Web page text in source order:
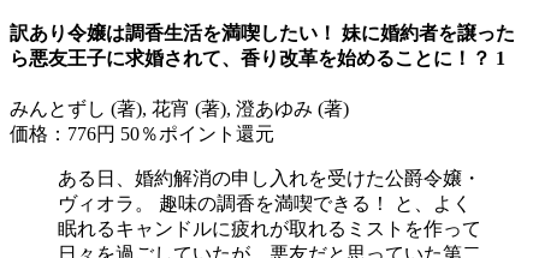
訳あり令嬢は調香生活を満喫したい！ 妹に婚約者を譲った
ら悪友王子に求婚されて、香り改革を始めることに！？ 1
みんとずし (著), 花宵 (著), 澄あゆみ (著)
価格：776円 50％ポイント還元
ある日、婚約解消の申し入れを受けた公爵令嬢・
ヴィオラ。 趣味の調香を満喫できる！ と、よく
眠れるキャンドルに疲れが取れるミストを作って